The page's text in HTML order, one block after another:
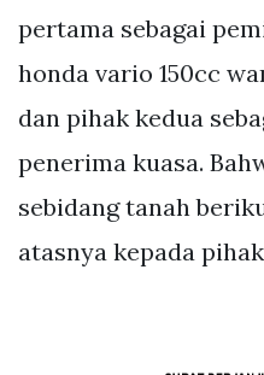
pertama sebagai
honda vario 150cc
dan pihak kedua
penerima kuasa.
sebidang tanah
atasnya kepada